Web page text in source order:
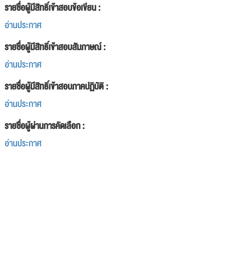
รายชื่อผู้มีสิทธิ์เข้าสอบข้อเขียน :
อ่านประกาศ
รายชื่อผู้มีสิทธิ์เข้าสอบสัมภาษณ์ :
อ่านประกาศ
รายชื่อผู้มีสิทธิ์เข้าสอบภาคปฏิบัติ :
อ่านประกาศ
รายชื่อผู้ผ่านการคัดเลือก :
อ่านประกาศ